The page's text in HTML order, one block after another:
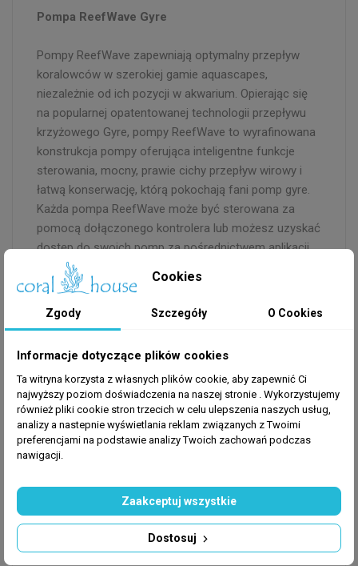
Pompa ReefWave Gyre
Pompy ReefWave zapewniają optymalny przepływ
koralowców w szerokiej gamie aquascapes,
niezależnie od ich pozycji w akwarium. Opierając się
na popularnej opatentowanej technologii przepływu
krzyżowego Gyre, pompy ReefWave to wyrafinowana
konstrukcja pompy oferująca inteligentne funkcje
sterowania, mocny, prawie cichy przepływ wirowy i
łatwą konserwację, którą pokochają fani pomp gyre.
Każda pompa ReefWave może być sterowana za
pomocą dołączonego kontrolera lub możesz uzyskać
dostęp do swoich pomp za pośrednictwem aplikacji
ReefBeat na Red Sea.
Red Sea ReefMat
ReefMat to najnowsza automatyczna filtracja
mechaniczna z Red Sea. ReefMat jest w pełni
zmontowany i jest przeznaczony do zawieszenia z
boku Red Sea Reef-Spec studzienki. Będąc jednym z
niewielu automatycznych rolek filtrujących z kontrolą
aplikacji, aplikacja ReefBeat może ostrzec Cię, jeśli
polar lub wystąpi błąd.
Odpieniacz Red Sea ReeferDC
Cookies
Zgody Szczegóły O Cookies
Informacje dotyczące plików cookies
Ta witryna korzysta z własnych plików cookie, aby zapewnić Ci
najwyższy poziom doświadczenia na naszej stronie . Wykorzystujemy
również pliki cookie stron trzecich w celu ulepszenia naszych usług,
analizy a nastepnie wyświetlania reklam związanych z Twoimi
preferencjami na podstawie analizy Twoich zachowań podczas
nawigacji.
Dostosuj
Zaakceptuj wszystkie